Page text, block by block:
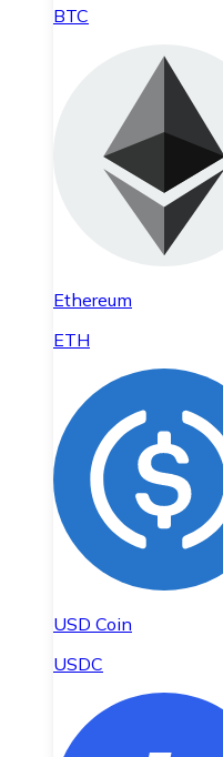
BTC
Ethereum
ETH
USD Coin
USDC